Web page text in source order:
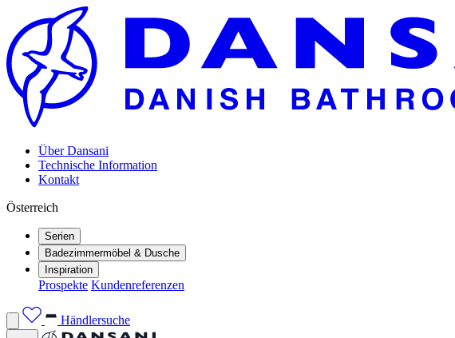
Über Dansani
Technische Information
Kontakt
Österreich
Serien
Badezimmermöbel & Dusche
Inspiration
Prospekte Kundenreferenzen
Händlersuche